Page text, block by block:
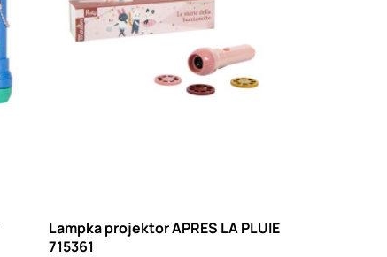
Lampka projektor APRES LA PLUIE
715361